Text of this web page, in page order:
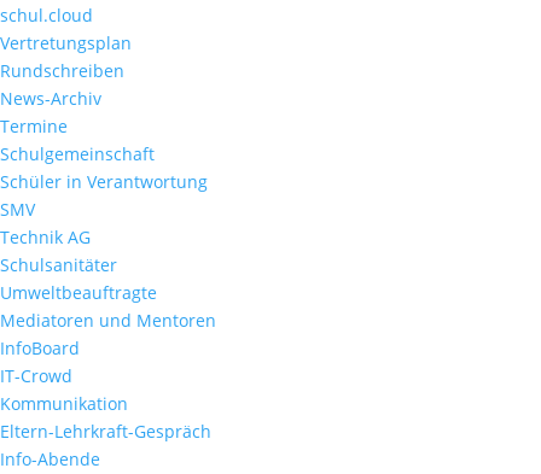
schul.cloud
Vertretungsplan
Rundschreiben
News-Archiv
Termine
Schulgemeinschaft
Schüler in Verantwortung
SMV
Technik AG
Schulsanitäter
Umweltbeauftragte
Mediatoren und Mentoren
InfoBoard
IT-Crowd
Kommunikation
Eltern-Lehrkraft-Gespräch
Info-Abende